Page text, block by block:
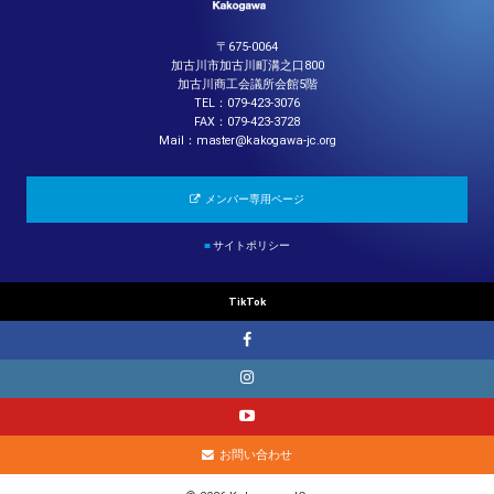
〒675-0064
加古川市加古川町溝之口800
加古川商工会議所会館5階
TEL：079-423-3076
FAX：079-423-3728
Mail：master@kakogawa-jc.org
メンバー専用ページ
■サイトポリシー
TikTok
お問い合わせ